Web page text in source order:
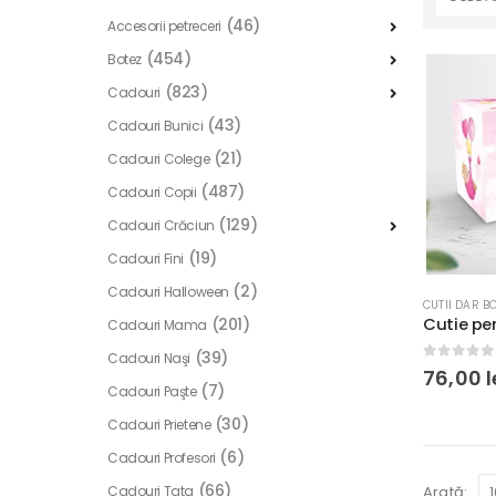
CUTII DAR
0out of
76,00
Accesorii petreceri (46)
Botez (454)
Cadouri (823)
Cadouri Bunici (43)
Cadouri Colege (21)
Cadouri Copii (487)
Cadouri Crăciun (129)
Cadouri Fini (19)
Cadouri Halloween (2)
Cadouri Mama (201)
Cadouri Naşi (39)
Cadouri Paşte (7)
Cadouri Prietene (30)
Cadouri Profesori (6)
Cadouri Tata (66)